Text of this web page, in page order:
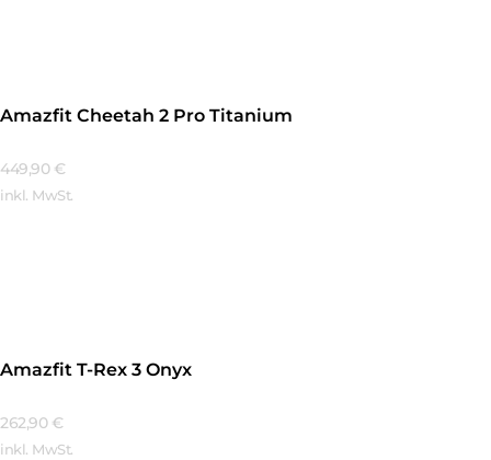
Amazfit Cheetah 2 Pro Titanium
449,90 €
inkl. MwSt.
Amazfit T-Rex 3 Onyx
262,90 €
inkl. MwSt.